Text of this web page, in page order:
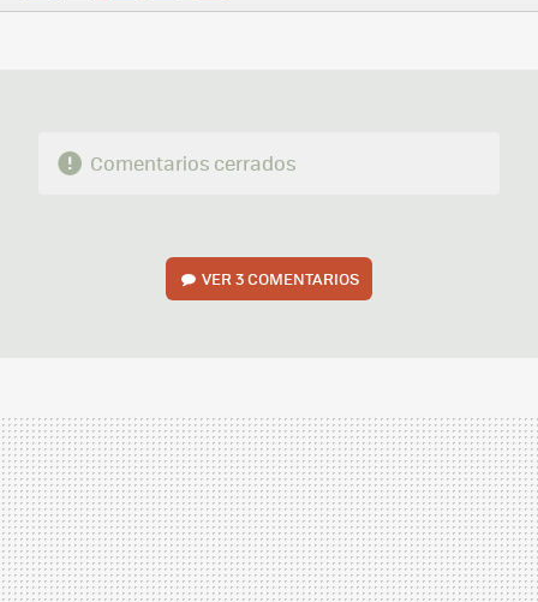
FACEBOOK
TWITTERFLIPBOARD
E-
WHATSAPP
Comentarios cerrados
VER3 COMENTARIOS